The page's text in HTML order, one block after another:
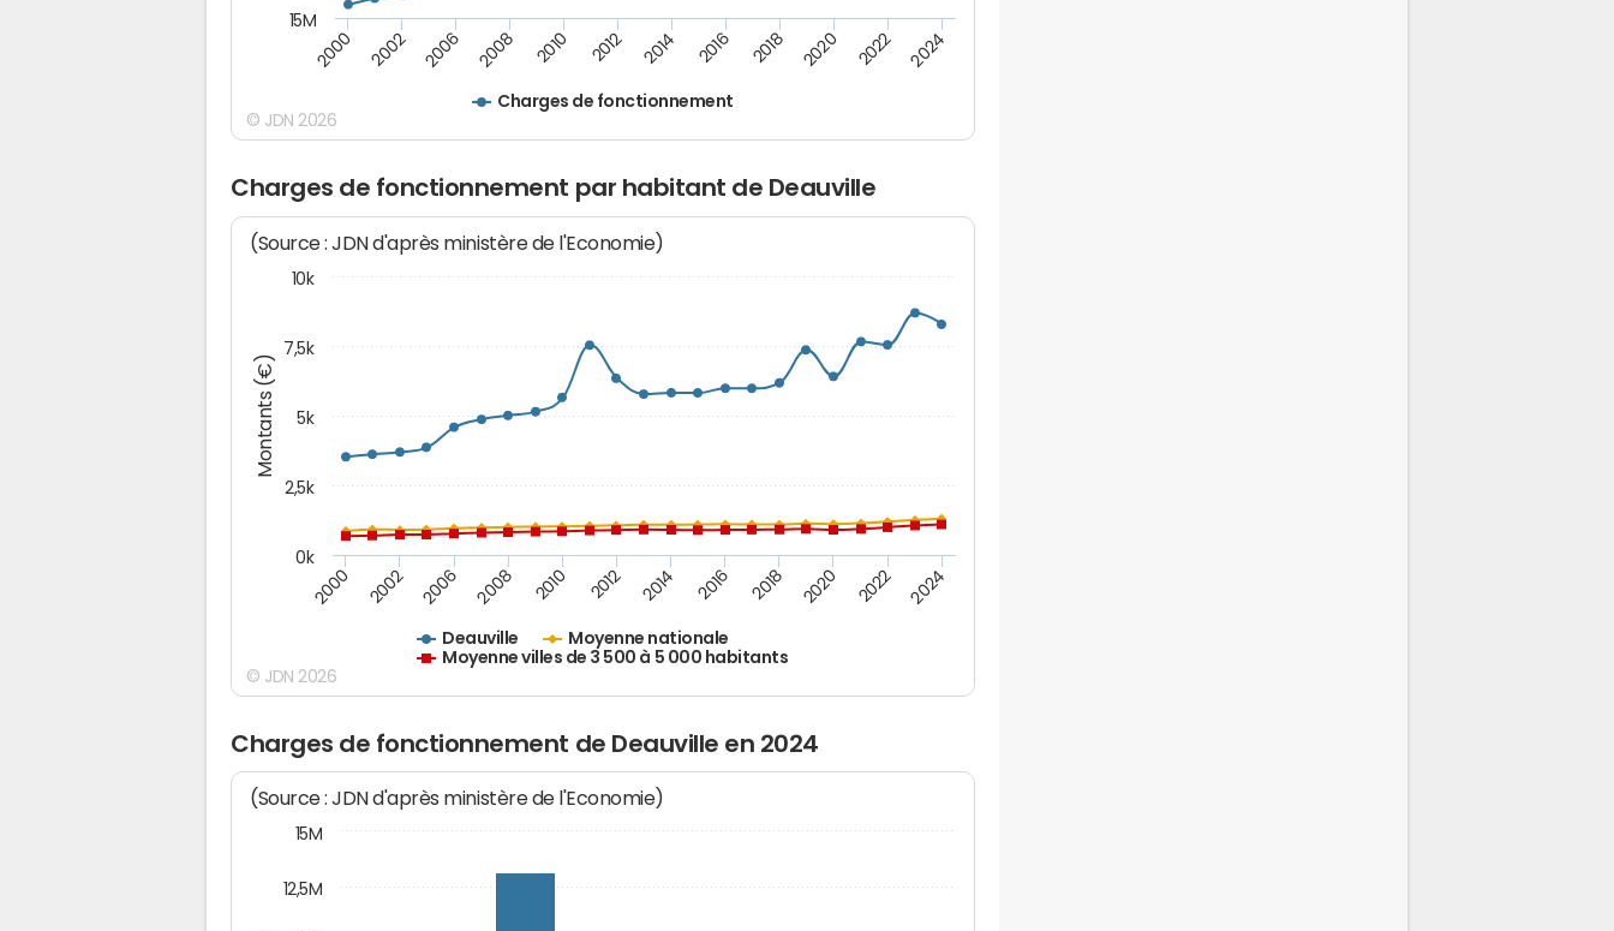
Charges de fonctionnement
2000 2002 2006 2008 2010 2012 2014 2016 2018 2020 2022 2024
15M
© JDN 2026
Charges de fonctionnement par habitant de Deauville
Montants (€)
(Source : JDN d'après ministère de l'Economie)
Deauville
Moyenne nationale
Moyenne villes de 3 500 à 5 000 habitants
2000 2002 2006 2008 2010 2012 2014 2016 2018 2020 2022 2024
0k
2,5k
5k
7,5k
10k
© JDN 2026
Charges de fonctionnement de Deauville en 2024
(Source : JDN d'après ministère de l'Economie)
12,5M
15M